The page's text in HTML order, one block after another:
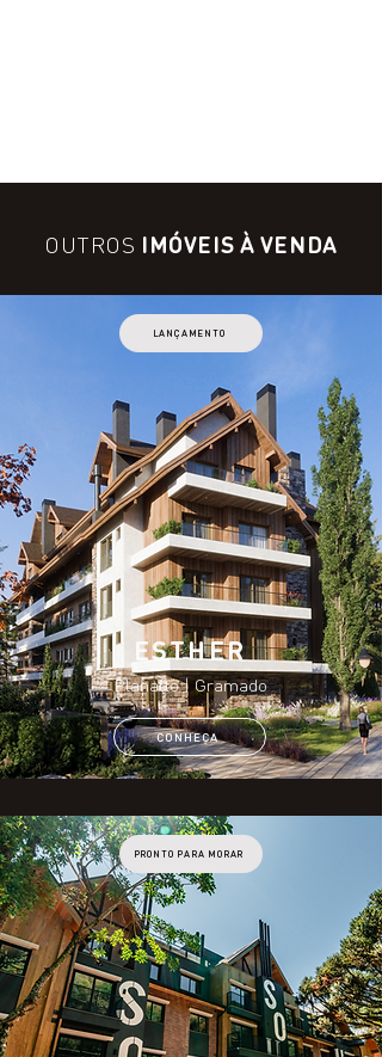
OUTROS IMÓVEIS À VENDA
LANÇAMENTO
ESTHER
Planalto | Gramado
CONHEÇA
PRONTO PARA MORAR